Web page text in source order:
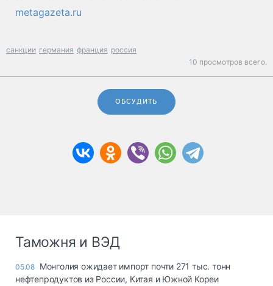
metagazeta.ru
санкции германия франция россия
10 просмотров всего.
ОБСУДИТЬ
Таможня и ВЭД
05.08 Монголия ожидает импорт почти 271 тыс. тонн
нефтепродуктов из России, Китая и Южной Кореи